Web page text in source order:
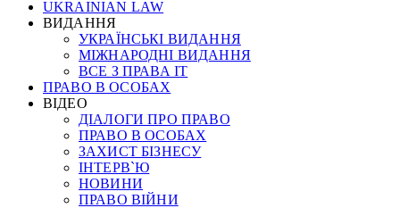
UKRAINIAN LAW
ВИДАННЯ
УКРАЇНСЬКІ ВИДАННЯ
МІЖНАРОДНІ ВИДАННЯ
ВСЕ З ПРАВА ІТ
ПРАВО В ОСОБАХ
ВІДЕО
ДІАЛОГИ ПРО ПРАВО
ПРАВО В ОСОБАХ
ЗАХИСТ БІЗНЕСУ
ІНТЕРВ`Ю
НОВИНИ
ПРАВО ВІЙНИ